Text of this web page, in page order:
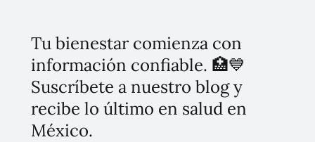
Tu bienestar comienza con
información confiable. 🏥💙
Suscríbete a nuestro blog y
recibe lo último en salud en
México.